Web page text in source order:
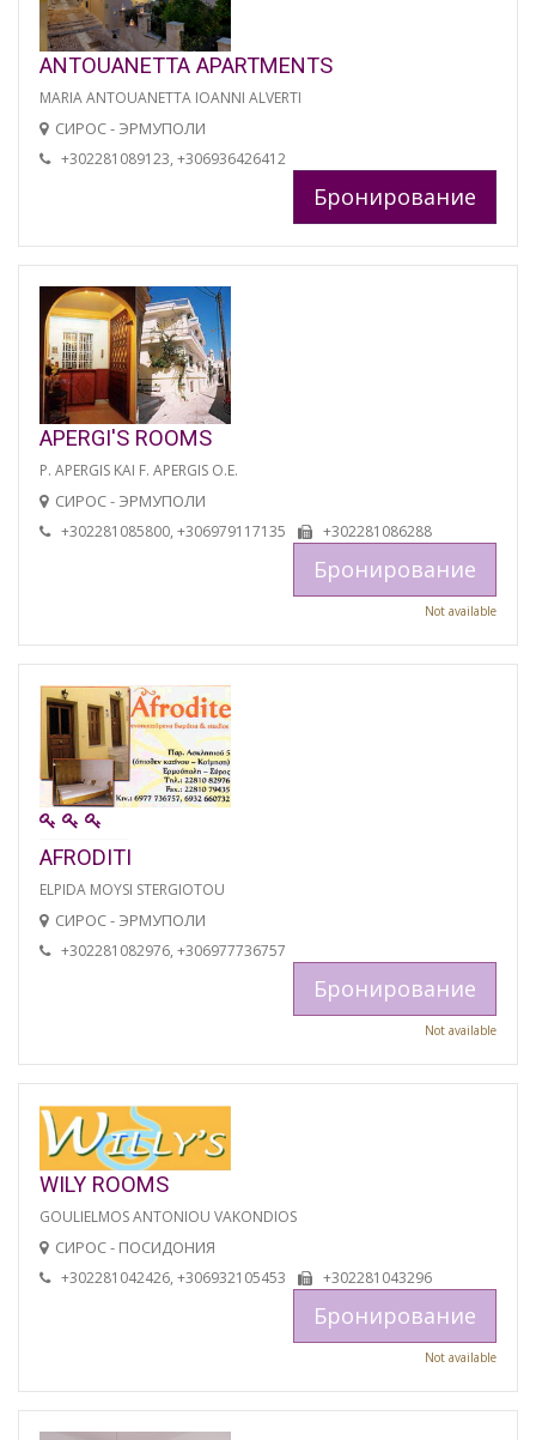
ANTOUANETTA APARTMENTS
MARIA ANTOUANETTA IOANNI ALVERTI
СИРОС - ЭРМУПОЛИ
+302281089123, +306936426412
Бронирование
APERGI'S ROOMS
P. APERGIS KAI F. APERGIS O.E.
СИРОС - ЭРМУПОЛИ
+302281085800, +306979117135 +302281086288
Бронирование
Not available
AFRODITI
ELPIDA MOYSI STERGIOTOU
СИРОС - ЭРМУПОЛИ
+302281082976, +306977736757
Бронирование
Not available
WILY ROOMS
GOULIELMOS ANTONIOU VAKONDIOS
СИРОС - ПОСИДОНИЯ
+302281042426, +306932105453 +302281043296
Бронирование
Not available